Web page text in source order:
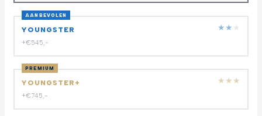
AANBEVOLEN
YOUNGSTER
+€545,-
★★ ★
PREMIUM
YOUNGSTER+
+€745,-
★ ★ ★